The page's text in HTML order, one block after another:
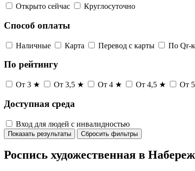
Открыто сейчас Круглосуточно
Способ оплаты
Наличные Карта Перевод с карты По Qr-
По рейтингу
От 3 ★ От 3,5 ★ От 4 ★ От 4,5 ★ От
Доступная среда
Вход для людей с инвалидностью
Показать результаты Сбросить фильтры
Роспись художественная в